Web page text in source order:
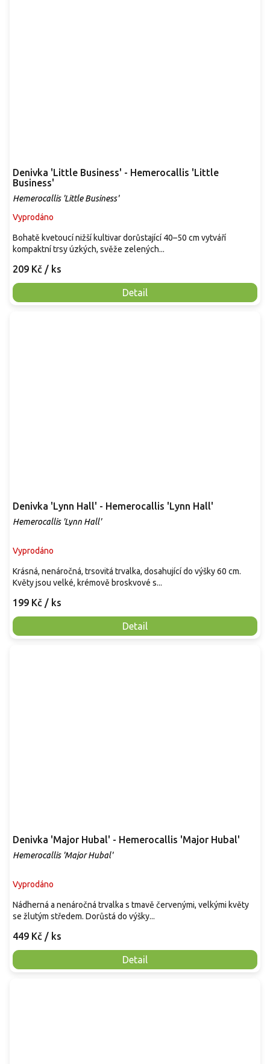
Denivka 'Little Business' - Hemerocallis 'Little
Business'
Hemerocallis 'Little Business'
Vyprodáno
209 Kč / ks
Detail
Bohatě kvetoucí nižší kultivar dorůstající 40–50 cm vytváří
kompaktní trsy úzkých, svěže zelených...
Denivka 'Lynn Hall' - Hemerocallis 'Lynn Hall'
Hemerocallis 'Lynn Hall'
Vyprodáno
199 Kč / ks
Detail
Krásná, nenáročná, trsovitá trvalka, dosahující do výšky 60 cm.
Květy jsou velké, krémově broskvové s...
Denivka 'Major Hubal' - Hemerocallis 'Major Hubal'
Hemerocallis 'Major Hubal'
Vyprodáno
449 Kč / ks
Detail
Nádherná a nenáročná trvalka s tmavě červenými, velkými květy
se žlutým středem. Dorůstá do výšky...